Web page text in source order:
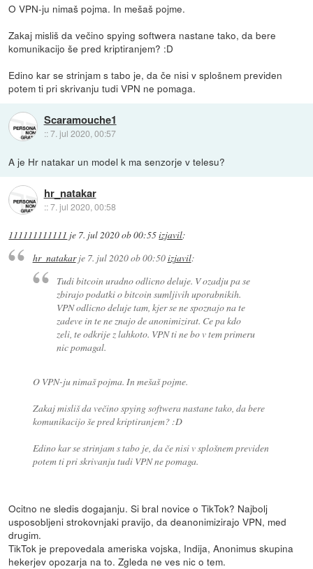
O VPN-ju nimaš pojma. In mešaš pojme.
Zakaj misliš da večino spying softwera nastane tako, da bere
komunikacijo še pred kriptiranjem? :D
Edino kar se strinjam s tabo je, da če nisi v splošnem previden
potem ti pri skrivanju tudi VPN ne pomaga.
Scaramouche1
::7. jul 2020, 00:57
A je Hr natakar un model k ma senzorje v telesu?
hr_natakar
::7. jul 2020, 00:58
111111111111 je 7. jul 2020 ob 00:55izjavil:
hr_natakarje 7. jul 2020 ob 00:50izjavil:
Tudi bitcoin uradno odlicno deluje. V ozadju pa se
zbirajo podatki o bitcoin sumljivih uporabnikih.
VPN odlicno deluje tam, kjer se ne spoznajo na te
zadeve in te ne znajo de anonimizirat. Ce pa kdo
zeli, te odkrije z lahkoto. VPN ti ne bo v tem primeru
nic pomagal.
O VPN-ju nimaš pojma. In mešaš pojme.
Zakaj misliš da večino spying softwera nastane tako, da bere
komunikacijo še pred kriptiranjem? :D
Edino kar se strinjam s tabo je, da če nisi v splošnem previden
potem ti pri skrivanju tudi VPN ne pomaga.
Ocitno ne sledis dogajanju. Si bral novice o TikTok? Najbolj
usposobljeni strokovnjaki pravijo, da deanonimizirajo VPN, med
drugim.
TikTok je prepovedala ameriska vojska, Indija, Anonimus skupina
hekerjev opozarja na to. Zgleda ne ves nic o tem.